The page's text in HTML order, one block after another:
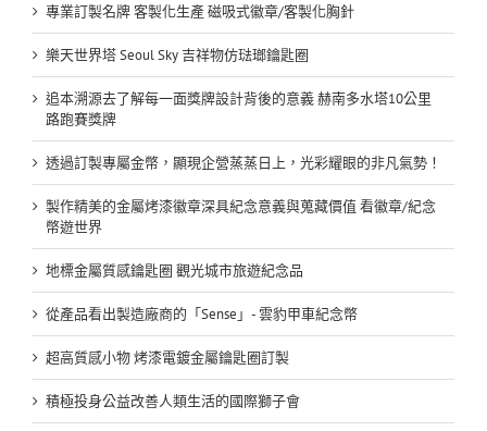
專業訂製名牌 客製化生產 磁吸式徽章/客製化胸針
樂天世界塔 Seoul Sky 吉祥物仿琺瑯鑰匙圈
追本溯源去了解每一面獎牌設計背後的意義 赫南多水塔10公里
路跑賽獎牌
透過訂製專屬金幣，顯現企營蒸蒸日上，光彩耀眼的非凡氣勢！
製作精美的金屬烤漆徽章深具紀念意義與蒐藏價值 看徽章/紀念
幣遊世界
地標金屬質感鑰匙圈 觀光城市旅遊紀念品
從產品看出製造廠商的「Sense」- 雲豹甲車紀念幣
超高質感小物 烤漆電鍍金屬鑰匙圈訂製
積極投身公益改善人類生活的國際獅子會